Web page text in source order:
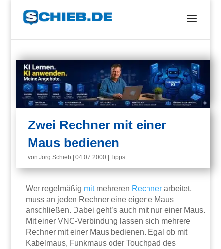
Zwei Rechner mit einer
Maus bedienen
vonJörg Schieb |04.07.2000 |Tipps
Wer regelmäßig mitmehreren Rechner arbeitet,
muss an jeden Rechner eine eigene Maus
anschließen. Dabei geht’s auch mit nur einer Maus.
Mit einer VNC-Verbindung lassen sich mehrere
Rechner mit einer Maus bedienen. Egal ob mit
Kabelmaus, Funkmaus oder Touchpad des